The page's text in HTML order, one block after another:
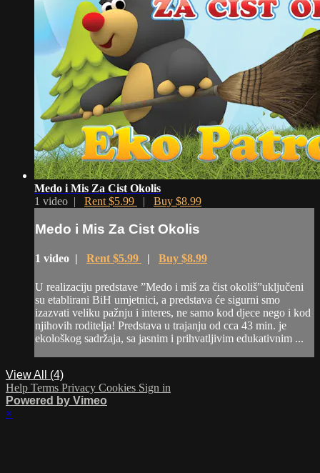
Medo i Mis Za Cist Okolis
1 video | Rent $5.99 | Buy $8.99
Medo i Mis Za Cist Okolis
1 video | Rent $5.99 Buy $8.99
U realizaciju predstave ”Medo i miš za čist okoliš”uključeni
su etablirani BiH umjetnici, a predstava će sigurni smo
izazvati veliku pažnju i interes, ne samo kod djece nego i kod
njihovih roditelja! Predstava u trajanju od cca 43 min. je
ekološkog sadržaja, sa jasnim i prihvatljivim edukativnim ...
View All (4)
Help Terms Privacy Cookies Sign in
Powered by Vimeo
×